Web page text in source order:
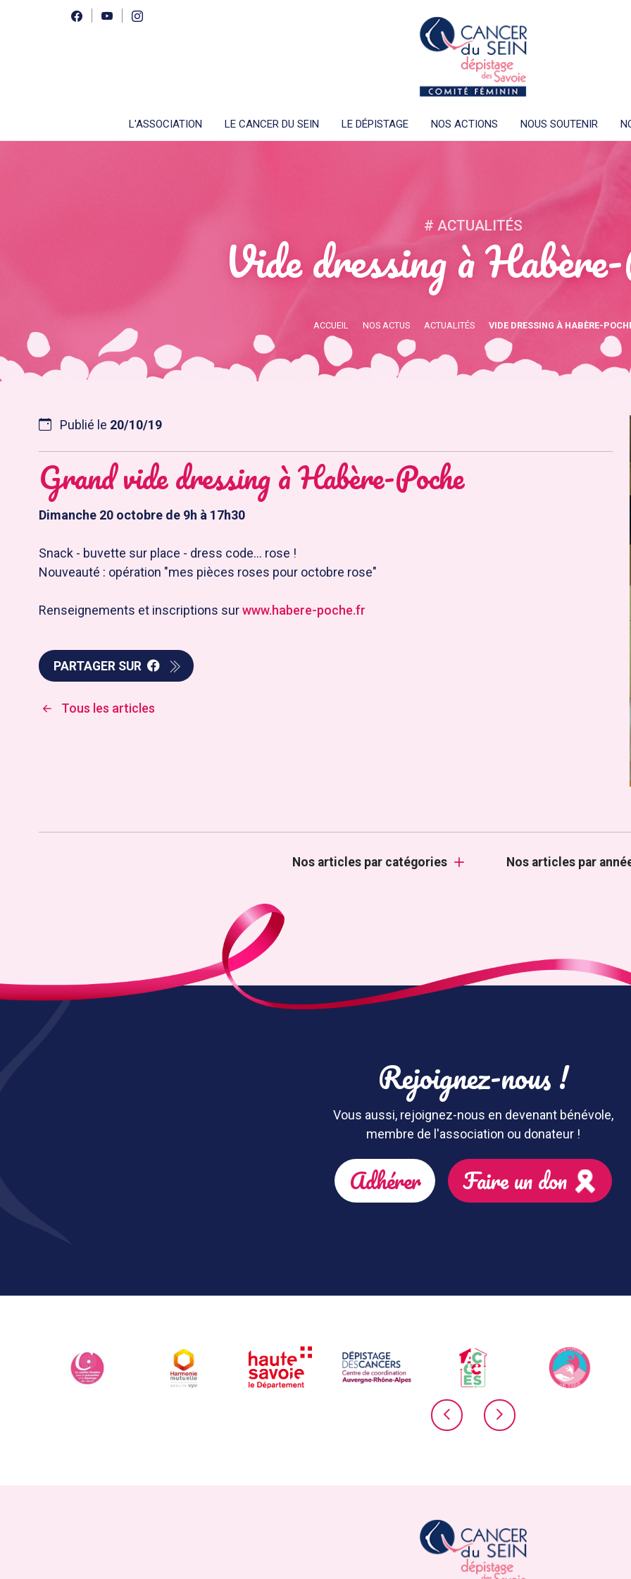
L'ASSOCIATION LE CANCER DU SEIN LE DÉPISTAGE NOS ACTIONS NOUS SOUTENIR
# ACTUALITÉS
Vide dressing à
ACCUEIL NOS ACTUS ACTUALITÉS VIDE DRESSING À HABÈRE-
Publié le 20/10/19
Grand vide dressing à Habère-Poche
Dimanche 20 octobre de 9h à 17h30
Snack - buvette sur place - dress code... rose !
Nouveauté : opération "mes pièces roses pour octobre rose"
Renseignements et inscriptions surwww.habere-poche.fr
PARTAGER SUR
Tous les articles
Nos articles par catégories Nos articles par
Rejoignez-nous !
Vous aussi, rejoignez-nous en devenant bénévole,
membre de l'association ou donateur !
Adhérer Faire un don